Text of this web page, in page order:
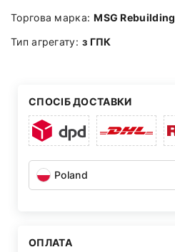
Торгова марка: MSG Rebuilding
Тип агрегату: з ГПК
СПОСІБ ДОСТАВКИ
Poland
ОПЛАТА